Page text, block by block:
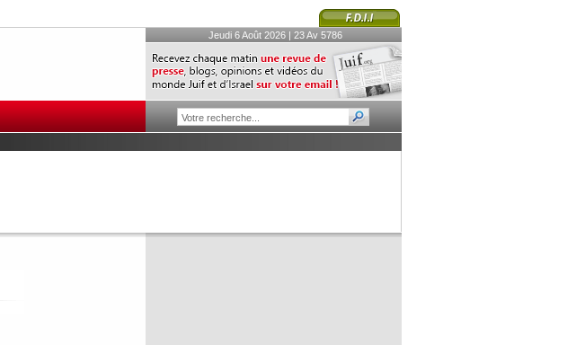
Jeudi 6 Août 2026 | 23 Av 5786